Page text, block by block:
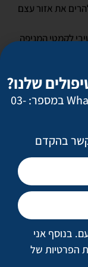
את אזור עצם
לקמטי המניפה
באנרגיית חום
הוא היכולת
שמתחת לעיניים.
וקמטוטים,
היאלורונית.
שלנו?
אפשר לדבר איתנו בטלפון או ב-WhatsApp במספר: 03-
קשר בהקדם
בנוסף אני
הפרטיות של